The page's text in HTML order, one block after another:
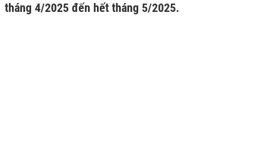
tháng 4/2025 đến hết tháng 5/2025.